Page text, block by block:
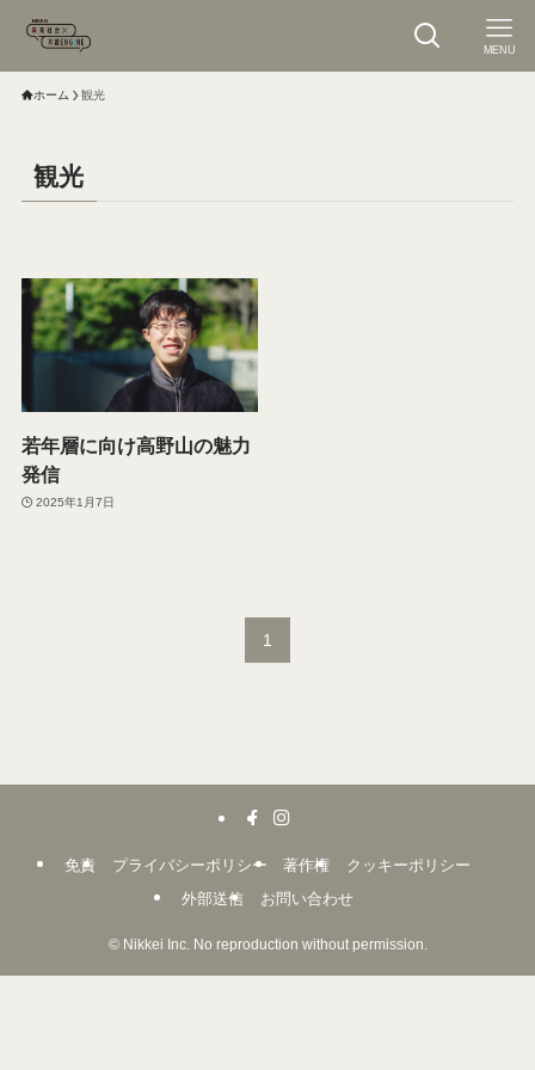
MENU
ホーム 観光
観光
若年層に向け高野山の魅力
発信
2025年1月7日
1
免責 プライバシーポリシー 著作権
クッキーポリシー
外部送信
お問い合わせ
©Nikkei Inc. No reproduction without permission.